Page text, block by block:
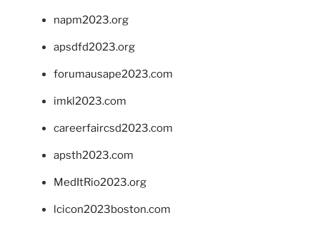
napm2023.org
apsdfd2023.org
forumausape2023.com
imkl2023.com
careerfaircsd2023.com
apsth2023.com
MedItRio2023.org
lcicon2023boston.com